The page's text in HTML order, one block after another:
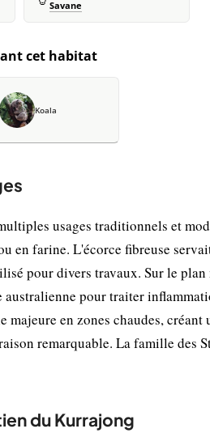
Savane
cet habitat
Koala
usages traditionnels et
en farine. L'écorce fibreuse
pour divers travaux. Sur le
pour traiter
majeure en zones chaudes,
remarquable. La famille des
du Kurrajong